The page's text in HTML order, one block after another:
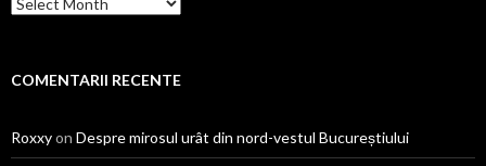
numai
răsfoit
COMENTARII RECENTE
Roxxyon Despre mirosul urât din nord-vestul Bucureștiului